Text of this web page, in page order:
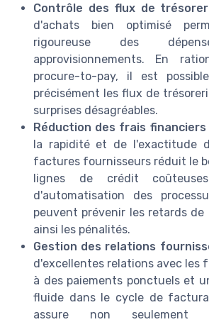
Contrôle des flux de
d'achats bien optimisé
rigoureuse des
approvisionnements. En
procure-to-pay, il est
précisément les flux de
surprises désagréables.
Réduction des frais financiers
la rapidité et de l'exactitude
factures fournisseurs réduit le
lignes de crédit
d'automatisation des
peuvent prévenir les retards
ainsi les pénalités.
Gestion des relations
d'excellentes relations avec les
à des paiements ponctuels et
fluide dans le cycle de
assure non seulement